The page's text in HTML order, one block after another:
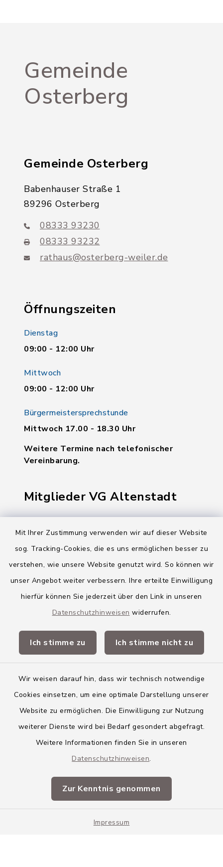
Mit Ihrer Zustimmung verwenden wir auf dieser Website
sog. Tracking-Cookies, die es uns ermöglichen besser zu
verstehen, wie unsere Website genutzt wird. So können wir
unser Angebot weiter verbessern. Ihre erteilte Einwilligung
hierfür können Sie jederzeit über den Link in unseren
Datenschutzhinweisen widerrufen.
Ich stimme zu Ich stimme nicht zu
Wir weisen darauf hin, dass wir technisch notwendige
Cookies einsetzen, um eine optimale Darstellung unserer
Website zu ermöglichen. Die Einwilligung zur Nutzung
weiterer Dienste wird bei Bedarf gesondert abgefragt.
Weitere Informationen finden Sie in unseren
Datenschutzhinweisen.
Zur Kenntnis genommen
Impressum
Gemeinde
Osterberg
Gemeinde Osterberg
Babenhauser Straße 1
89296 Osterberg
08333 93230
08333 93232
rathaus@osterberg-weiler.de
Öffnungszeiten
Dienstag
09:00 - 12:00 Uhr
Mittwoch
09:00 - 12:00 Uhr
Bürgermeistersprechstunde
Mittwoch 17.00 - 18.30 Uhr
Weitere Termine nach telefonischer
Vereinbarung.
Mitglieder VG Altenstadt
Markt Altenstadt
Gemeinde Osterberg
VG Altenstadt
Landkreis Neu-Ulm
Barrierefreiheit
Impressum
Sitemap